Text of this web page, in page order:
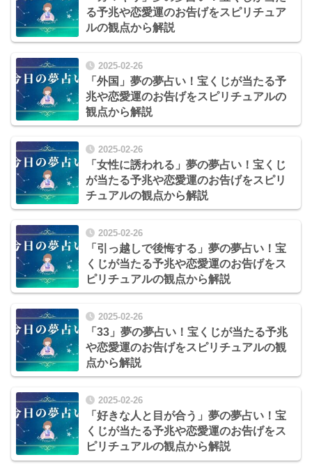
る予兆や恋愛運のお告げをスピリチュア
ルの観点から解説
2025-02-26
「外国」夢の夢占い！宝くじが当たる予
兆や恋愛運のお告げをスピリチュアルの
観点から解説
2025-02-26
「女性に誘われる」夢の夢占い！宝くじ
が当たる予兆や恋愛運のお告げをスピリ
チュアルの観点から解説
2025-02-26
「引っ越しで後悔する」夢の夢占い！宝
くじが当たる予兆や恋愛運のお告げをス
ピリチュアルの観点から解説
2025-02-26
「33」夢の夢占い！宝くじが当たる予兆
や恋愛運のお告げをスピリチュアルの観
点から解説
2025-02-26
「好きな人と目が合う」夢の夢占い！宝
くじが当たる予兆や恋愛運のお告げをス
ピリチュアルの観点から解説